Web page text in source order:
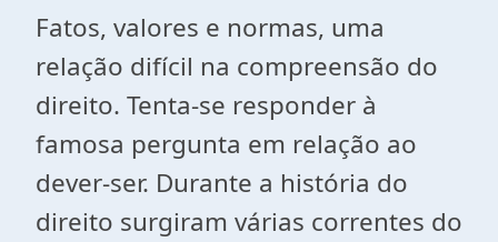
Fatos, valores e normas, uma
relação difícil na compreensão do
direito. Tenta-se responder à
famosa pergunta em relação ao
dever-ser. Durante a história do
direito surgiram várias correntes do